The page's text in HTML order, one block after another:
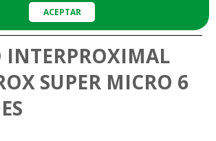
ACEPTAR
Higiene bucodental
INTERPROXIMAL
SUPER MICRO 6